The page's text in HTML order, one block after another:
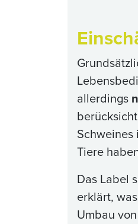
allerdings
Tiere
Das Label
erklärt,
Umbau